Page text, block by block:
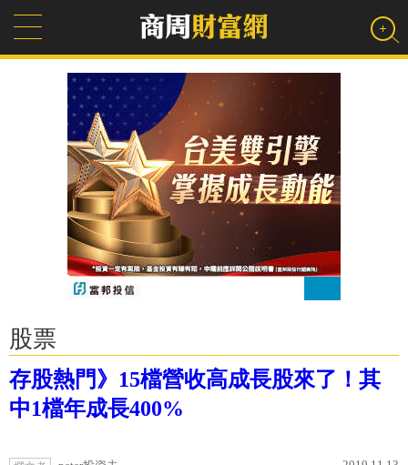
股票
存股熱門》15檔營收高成長股來了！其
中1檔年成長400%